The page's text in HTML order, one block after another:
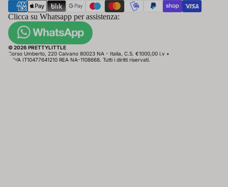
Clicca su Whatsapp per assistenza:
© 2026 PRETTYLITTLE
Corso Umberto, 220 Caivano 80023 NA - Italia, C.S. €1000,00 i.v •
P.IVA IT10477641210 REA NA-1108668. Tutti i diritti riservati.